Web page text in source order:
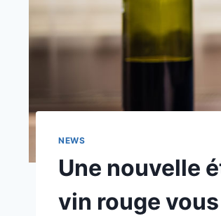
NEWS
Une nouvelle
vin rouge